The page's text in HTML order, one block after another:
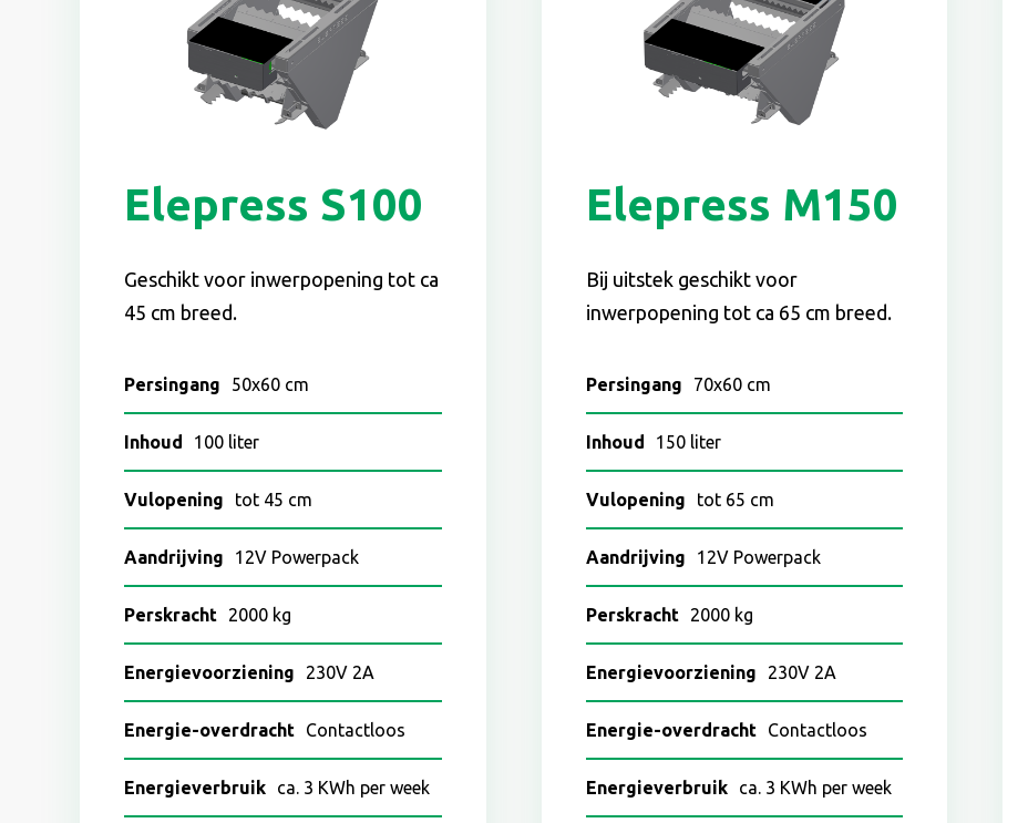
Elepress S100
Geschikt voor inwerpopening tot ca
45 cm breed.
Persingang 50x60 cm
Inhoud 100 liter
Vulopening tot 45 cm
Aandrijving 12V Powerpack
Perskracht 2000 kg
Energievoorziening 230V 2A
Energie-overdracht Contactloos
Energieverbruik ca. 3 KWh per week
Elepress M150
Bij uitstek geschikt voor
inwerpopening tot ca 65 cm breed.
Persingang 70x60 cm
Inhoud 150 liter
Vulopening tot 65 cm
Aandrijving 12V Powerpack
Perskracht 2000 kg
Energievoorziening 230V 2A
Energie-overdracht Contactloos
Energieverbruik ca. 3 KWh per week